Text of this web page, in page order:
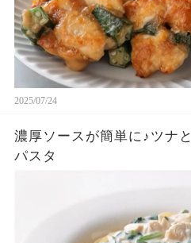
2025/07/24
濃厚ソースが簡単に♪ツナ
パスタ